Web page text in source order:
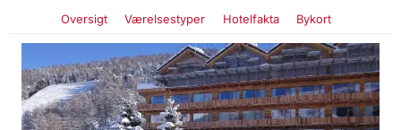
Oversigt Værelsestyper Hotelfakta Bykort